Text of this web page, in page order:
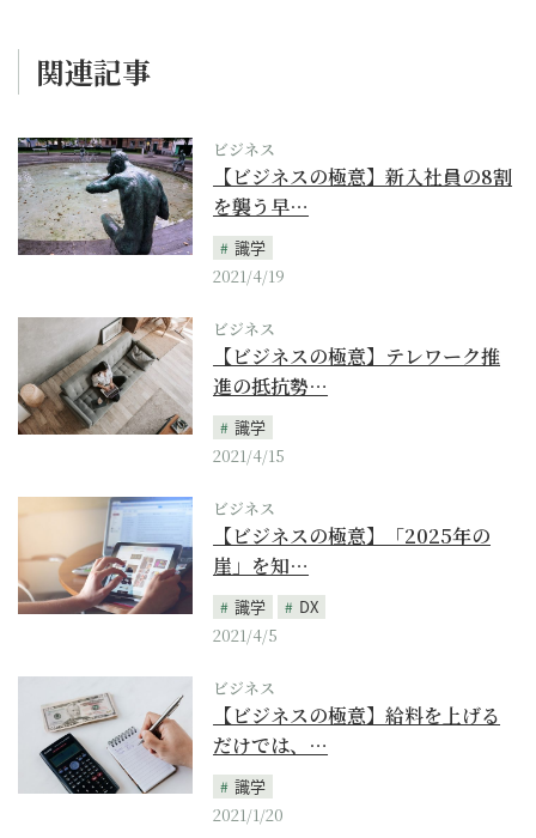
関連記事
ビジネス
【ビジネスの極意】新入社員の8割
を襲う早…
識学
2021/4/19
ビジネス
【ビジネスの極意】テレワーク推
進の抵抗勢…
識学
2021/4/15
ビジネス
【ビジネスの極意】「2025年の
崖」を知…
識学
DX
2021/4/5
ビジネス
【ビジネスの極意】給料を上げる
だけでは、…
識学
2021/1/20